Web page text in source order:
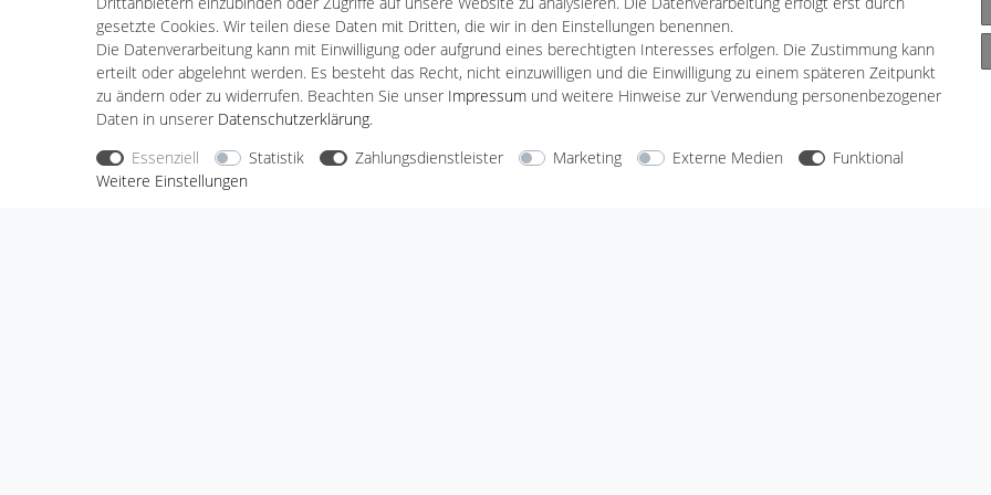
Schulung Akademie
Nehmen SieKontaktmit uns auf Zahlungsarten Versandarten
gesetzte Cookies. Wir teilen diese Daten mit Dritten, die wir in den Einstellungen benennen.
Die Datenverarbeitung kann mit Einwilligung oder aufgrund eines berechtigten Interesses erfolgen. Die Zustimmung kann
erteilt oder abgelehnt werden. Es besteht das Recht, nicht einzuwilligen und die Einwilligung zu einem späteren Zeitpunkt
zu ändern oder zu widerrufen. Beachten Sie unser Impressum und weitere Hinweise zur Verwendung personenbezogener
Daten in unserer Daten­schutz­erklärung.
Essenziell
Statistik Zahlungsdienstleister Marketing Externe Medien
Funktional
Weitere Einstellungen